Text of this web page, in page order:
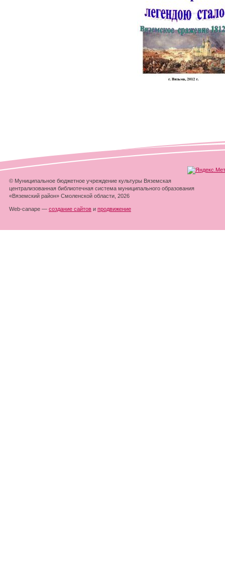
© Муниципальное бюджетное учреждение культуры Вяземская
централизованная библиотечная система муниципального образования
«Вяземский район» Смоленской области, 2026
Web-canape — создание сайтов и продвижение